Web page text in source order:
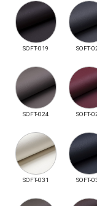
SOFT-019 SOFT-
SOFT-024 SOFT-
SOFT-031 SOFT-